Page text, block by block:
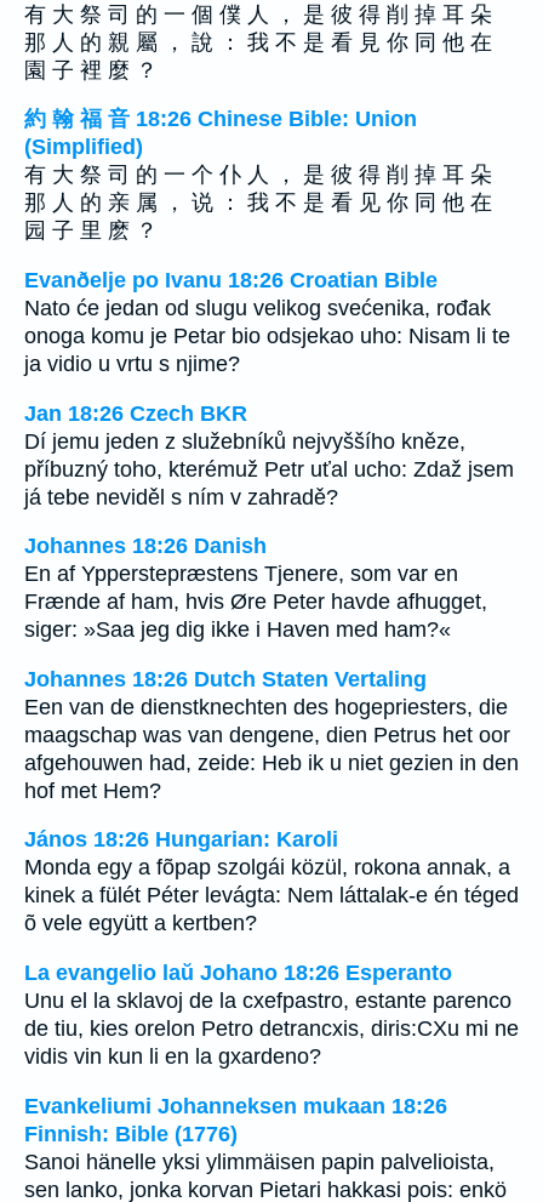
有 大 祭 司 的 一 個 僕 人 ， 是 彼 得 削 掉 耳 朵
那 人 的 親 屬 ， 說 ： 我 不 是 看 見 你 同 他 在
園 子 裡 麼 ？
約 翰 福 音 18:26 Chinese Bible: Union
(Simplified)
有 大 祭 司 的 一 个 仆 人 ， 是 彼 得 削 掉 耳 朵
那 人 的 亲 属 ， 说 ： 我 不 是 看 见 你 同 他 在
园 子 里 麽 ？
Evanðelje po Ivanu 18:26 Croatian Bible
Nato će jedan od slugu velikog svećenika, rođak
onoga komu je Petar bio odsjekao uho: Nisam li te
ja vidio u vrtu s njime?
Jan 18:26 Czech BKR
Dí jemu jeden z služebníků nejvyššího kněze,
příbuzný toho, kterémuž Petr uťal ucho: Zdaž jsem
já tebe neviděl s ním v zahradě?
Johannes 18:26 Danish
En af Ypperstepræstens Tjenere, som var en
Frænde af ham, hvis Øre Peter havde afhugget,
siger: »Saa jeg dig ikke i Haven med ham?«
Johannes 18:26 Dutch Staten Vertaling
Een van de dienstknechten des hogepriesters, die
maagschap was van dengene, dien Petrus het oor
afgehouwen had, zeide: Heb ik u niet gezien in den
hof met Hem?
János 18:26 Hungarian: Karoli
Monda egy a fõpap szolgái közül, rokona annak, a
kinek a fülét Péter levágta: Nem láttalak-e én téged
õ vele együtt a kertben?
La evangelio laŭ Johano 18:26 Esperanto
Unu el la sklavoj de la cxefpastro, estante parenco
de tiu, kies orelon Petro detrancxis, diris:CXu mi ne
vidis vin kun li en la gxardeno?
Evankeliumi Johanneksen mukaan 18:26
Finnish: Bible (1776)
Sanoi hänelle yksi ylimmäisen papin palvelioista,
sen lanko, jonka korvan Pietari hakkasi pois: enkö